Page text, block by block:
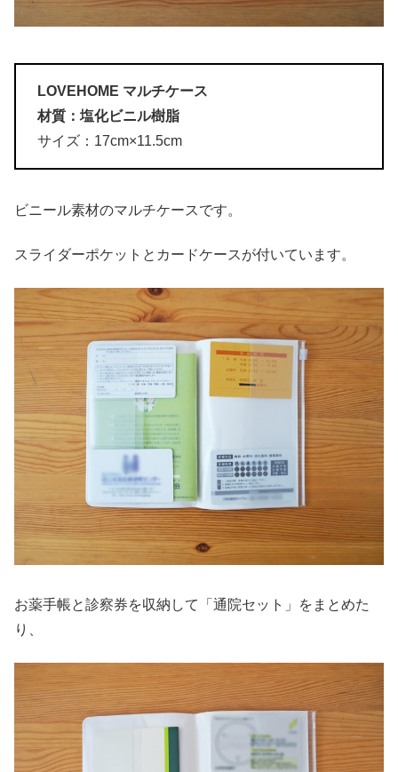
LOVEHOME マルチケース
材質：塩化ビニル樹脂
サイズ：17cm×11.5cm
ビニール素材のマルチケースです。
スライダーポケットとカードケースが付いています。
お薬手帳と診察券を収納して「通院セット」をまとめた
り、